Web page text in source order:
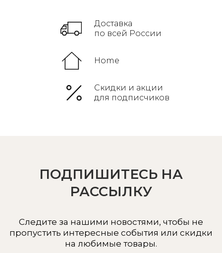
Доставка
по всей России
Home
Скидки и акции
для подписчиков
ПОДПИШИТЕСЬ НА
РАССЫЛКУ
Следите за нашими новостями, чтобы не
пропустить интересные события или скидки
на любимые товары.